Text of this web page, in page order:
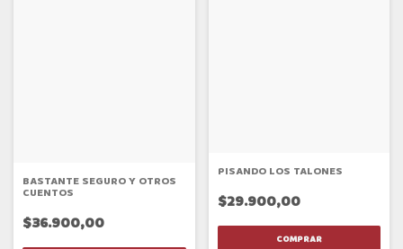
BASTANTE SEGURO Y OTROS
CUENTOS
$36.900,00
PISANDO LOS TALONES
$29.900,00